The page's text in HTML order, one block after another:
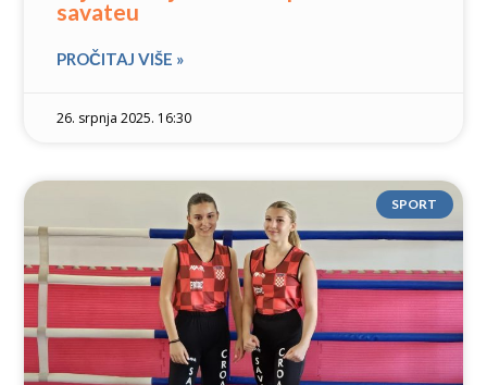
savateu
PROČITAJ VIŠE »
26. srpnja 2025. 16:30
SPORT